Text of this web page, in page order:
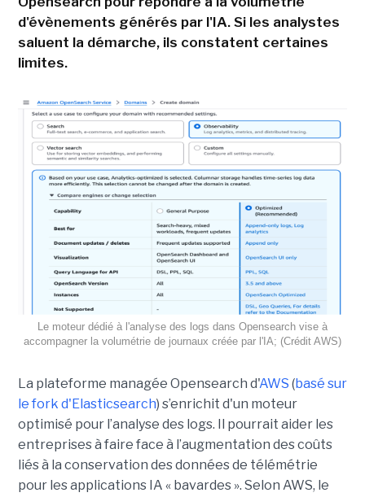
d'évènements générés par l'IA. Si les analystes
saluent la démarche, ils constatent certaines
limites.
Le moteur dédié à l'analyse des logs dans Opensearch vise à
accompagner la volumétrie de journaux créée par l'IA; (Crédit AWS)
La plateforme managée Opensearch d'AWS (basé sur
le fork d'Elasticsearch) s’enrichit d'un moteur
optimisé pour l’analyse des logs. Il pourrait aider les
entreprises à faire face à l’augmentation des coûts
liés à la conservation des données de télémétrie
pour les applications IA « bavardes ». Selon AWS, le